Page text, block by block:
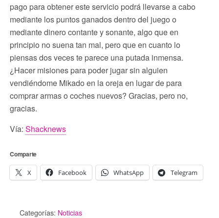
pago para obtener este servicio podrá llevarse a cabo
mediante los puntos ganados dentro del juego o
mediante dinero contante y sonante, algo que en
principio no suena tan mal, pero que en cuanto lo
piensas dos veces te parece una putada inmensa.
¿Hacer misiones para poder jugar sin alguien
vendiéndome Mikado en la oreja en lugar de para
comprar armas o coches nuevos? Gracias, pero no,
gracias.
Vía: Shacknews
Comparte
X Facebook WhatsApp Telegram
Categorías: Noticias